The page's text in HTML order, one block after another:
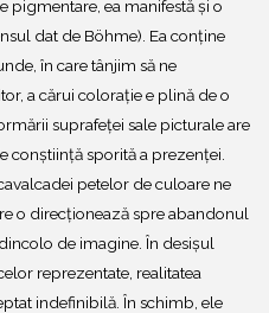
pigmentare, ea manifestă și o
dat de Böhme). Ea conține
în care tânjim să ne
a cărui colorație e plină de o
suprafeței sale picturale are
conștiință sporită a prezenței.
petelor de culoare ne
o direcționează spre abandonul
de imagine. În desișul
reprezentate, realitatea
indefinibilă. În schimb, ele